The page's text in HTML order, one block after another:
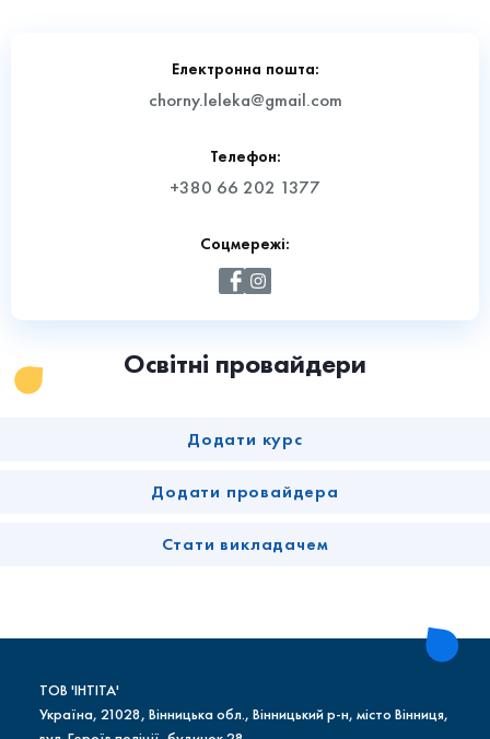
Електронна пошта:
chorny.leleka@gmail.com
Телефон:
+380 66 202 1377
Соцмережі:
Освітні провайдери
Додати курс
Додати провайдера
Стати викладачем
ТОВ 'ІНТІТА'
Україна, 21028, Вінницька обл., Вінницький р-н, місто Вінниця,